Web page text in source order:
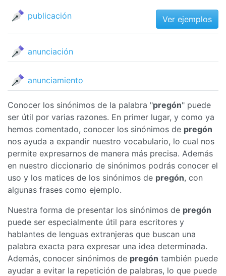
publicación Ver ejemplos
anunciación
anunciamiento
Conocer los sinónimos de la palabra "pregón" puede
ser útil por varias razones. En primer lugar, y como ya
hemos comentado, conocer los sinónimos de pregón
nos ayuda a expandir nuestro vocabulario, lo cual nos
permite expresarnos de manera más precisa. Además
en nuestro diccionario de sinónimos podrás conocer el
uso y los matices de los sinónimos de pregón, con
algunas frases como ejemplo.
Nuestra forma de presentar los sinónimos de pregón
puede ser especialmente útil para escritores y
hablantes de lenguas extranjeras que buscan una
palabra exacta para expresar una idea determinada.
Además, conocer sinónimos de pregón también puede
ayudar a evitar la repetición de palabras, lo que puede